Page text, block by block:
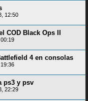
12:50
COD Black Ops II
4 en consolas
ps3 y psv
22:29